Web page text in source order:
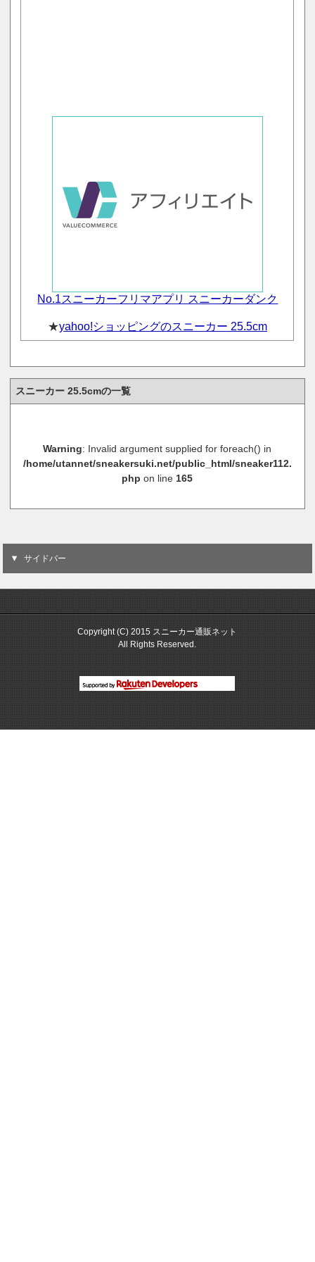
No.1スニーカーフリマアプリ スニーカーダンク
★yahoo!ショッピングのスニーカー 25.5cm
スニーカー 25.5cmの一覧
Warning: Invalid argument supplied for foreach() in
/home/utannet/sneakersuki.net/public_html/sneaker112.
php on line 165
サイドバー
Copyright (C) 2015 スニーカー通販ネット
All Rights Reserved.